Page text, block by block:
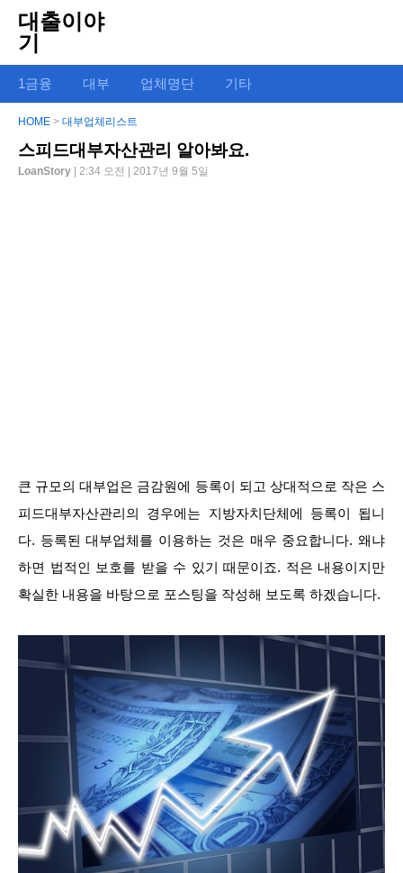
대출이야
기
1금융 대부 업체명단 기타
HOME > 대부업체리스트
스피드대부자산관리 알아봐요.
LoanStory | 2:34 오전 | 2017년 9월 5일
큰 규모의 대부업은 금감원에 등록이 되고 상대적으로 작은 스
피드대부자산관리의 경우에는 지방자치단체에 등록이 됩니
다. 등록된 대부업체를 이용하는 것은 매우 중요합니다. 왜냐
하면 법적인 보호를 받을 수 있기 때문이죠. 적은 내용이지만
확실한 내용을 바탕으로 포스팅을 작성해 보도록 하겠습니다.